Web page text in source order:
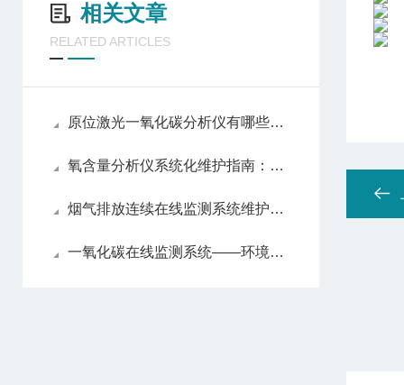
相关文章
RELATED ARTICLES
原位激光一氧化碳分析仪有哪些亮眼的功能特色呢？
氧含量分析仪系统化维护指南：日常保养解析
烟气排放连续在线监测系统维护方法
一氧化碳在线监测系统——环境监测的智能守护者